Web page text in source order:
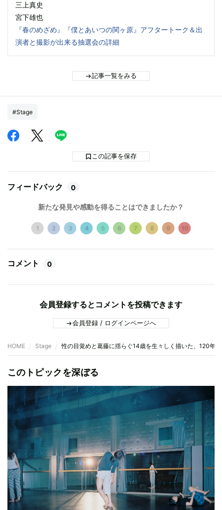
三上真史
宮下雄也
『春のめざめ』『僕とあいつの関ヶ原』アフタートーク＆出
演者と撮影が出来る抽選会の詳細
記事一覧をみる
#Stage
この記事を保存
フィードバック 0
新たな発見や感動を得ることはできましたか？
1 2 3 4 5 6 7 8 9 10
コメント 0
会員登録するとコメントを投稿できます
会員登録 / ログインページへ
HOME Stage 性の目覚めと葛藤に揺らぐ14歳を生々しく描いた、120年
このトピックを深ぼる